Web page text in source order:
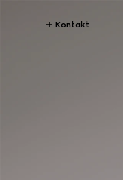
Kontakt